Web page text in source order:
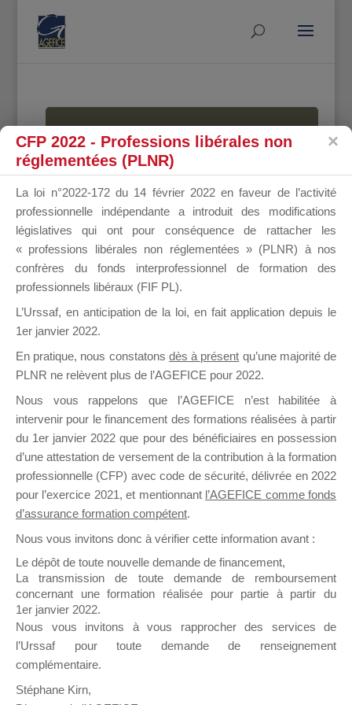
MALLETTE
DU
DIRIGEANT
Groupe Public
il y a un mois
Ce groupe est destiné aux Organismes de
Formation qui souhaitent répondre à l’Appel à
Propositions Mallette du Dirigeant.
sur lequel il est possible de laisser un message
ou poser une question.
NB : Il est nécessaire d’être
pouvoir rejoindre ce groupe
CFP 2022 - Professions libérales non
réglementées (PLNR)
La loi n°2022-172 du 14 février 2022 en faveur de l’activité
professionnelle indépendante a introduit des modifications
législatives qui ont pour conséquence de rattacher les
« professions libérales non réglementées » (PLNR) à nos
confrères du fonds interprofessionnel de formation des
professionnels libéraux (FIF PL).
L’Urssaf, en anticipation de la loi, en fait application depuis le
1er janvier 2022.
En pratique, nous constatons dès à présent qu’une majorité de
PLNR ne relèvent plus de l’AGEFICE pour 2022.
Nous vous rappelons que l’AGEFICE n’est habilitée à
intervenir pour le financement des formations réalisées à partir
du 1er janvier 2022 que pour des bénéficiaires en possession
d’une attestation de versement de la contribution à la formation
professionnelle (CFP) avec code de sécurité, délivrée en 2022
pour l’exercice 2021, et mentionnant l’AGEFICE comme fonds
d’assurance formation compétent.
Nous vous invitons donc à vérifier cette information avant :
Le dépôt de toute nouvelle demande de financement,
La transmission de toute demande de remboursement
concernant une formation réalisée pour partie à partir du
1er janvier 2022.
Nous vous invitons à vous rapprocher des services de
l’Urssaf pour toute demande de renseignement
complémentaire.
Stéphane Kirn,